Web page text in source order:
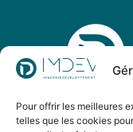
Pour offrir les meilleures
telles que les cookies
IMDEV est un